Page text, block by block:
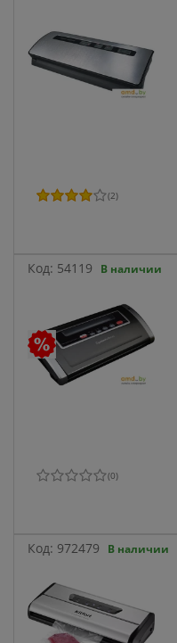
(2)
Код: 54119 В наличии
(0)
Код: 972479 В наличии